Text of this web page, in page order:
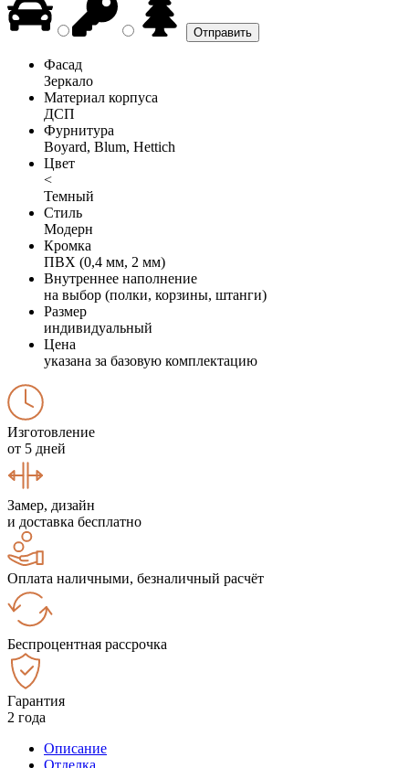
Фасад
Зеркало
Материал корпуса
ДСП
Фурнитура
Boyard, Blum, Hettich
Цвет
<
Темный
Стиль
Модерн
Кромка
ПВХ (0,4 мм, 2 мм)
Внутреннее наполнение
на выбор (полки, корзины, штанги)
Размер
индивидуальный
Цена
указана за базовую комплектацию
Изготовление
от 5 дней
Замер, дизайн
и доставка бесплатно
Оплата наличными, безналичный расчёт
Беспроцентная рассрочка
Гарантия
2 года
Описание
Отделка